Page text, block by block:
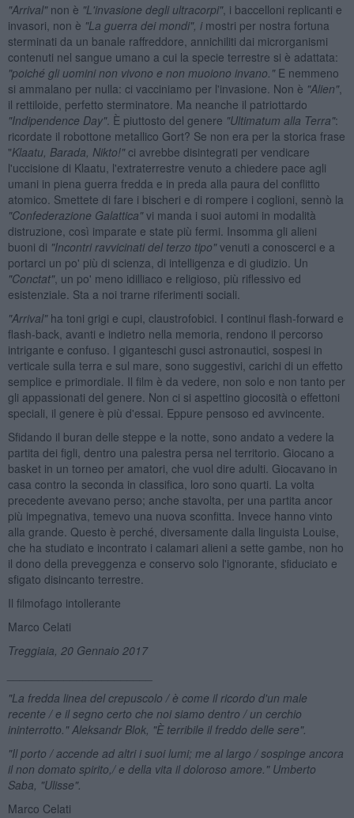
"Arrival"non è "L'invasione degli ultracorpi", i baccelloni replicanti e
invasori, non è "La guerra dei mondi", imostri per nostra fortuna
sterminati da un banale raffreddore, annichiliti dai microrganismi
contenuti nel sangue umano a cui la specie terrestre si è adattata:
"poiché gli uomini non vivono e non muoiono invano."E nemmeno
si ammalano per nulla: ci vacciniamo per l'invasione. Non è "Alien",
il rettiloide, perfetto sterminatore. Ma neanche il patriottardo
"Indipendence Day". È piuttosto del genere "Ultimatum alla Terra":
ricordate il robottone metallico Gort? Se non era per la storica frase
"Klaatu, Barada, Nikto!"ci avrebbe disintegrati per vendicare
l'uccisione di Klaatu, l'extraterrestre venuto a chiedere pace agli
umani in piena guerra fredda e in preda alla paura del conflitto
atomico. Smettete di fare i bischeri e di rompere i coglioni, sennò la
"Confederazione Galattica"vi manda i suoi automi in modalità
distruzione, così imparate e state più fermi. Insomma gli alieni
buoni di "Incontri ravvicinati del terzo tipo"venuti a conoscerci e a
portarci un po' più di scienza, di intelligenza e di giudizio. Un
"Conctat", un po' meno idilliaco e religioso, più riflessivo ed
esistenziale. Sta a noi trarne riferimenti sociali.
"Arrival"ha toni grigi e cupi, claustrofobici. I continui flash-forward e
flash-back, avanti e indietro nella memoria, rendono il percorso
intrigante e confuso. I giganteschi gusci astronautici, sospesi in
verticale sulla terra e sul mare, sono suggestivi, carichi di un effetto
semplice e primordiale. Il film è da vedere, non solo e non tanto per
gli appassionati del genere. Non ci si aspettino giocosità o effettoni
speciali, il genere è più d'essai. Eppure pensoso ed avvincente.
Sfidando il buran delle steppe e la notte, sono andato a vedere la
partita dei figli, dentro una palestra persa nel territorio. Giocano a
basket in un torneo per amatori, che vuol dire adulti. Giocavano in
casa contro la seconda in classifica, loro sono quarti. La volta
precedente avevano perso; anche stavolta, per una partita ancor
più impegnativa, temevo una nuova sconfitta. Invece hanno vinto
alla grande. Questo è perché, diversamente dalla linguista Louise,
che ha studiato e incontrato i calamari alieni a sette gambe, non ho
il dono della preveggenza e conservo solo l'ignorante, sfiduciato e
sfigato disincanto terrestre.
Il filmofago intollerante
Marco Celati
Treggiaia, 20 Gennaio 2017
"La fredda linea del crepuscolo / è come il ricordo d'un male
recente / e il segno certo che noi siamo dentro / un cerchio
ininterrotto." Aleksandr Blok, "È terribile il freddo delle sere".
"Il porto / accende ad altri i suoi lumi; me al largo / sospinge ancora
il non domato spirito,/ e della vita il doloroso amore." Umberto
Saba, "Ulisse".
Marco Celati